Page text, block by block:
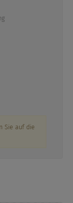
Sie auf die